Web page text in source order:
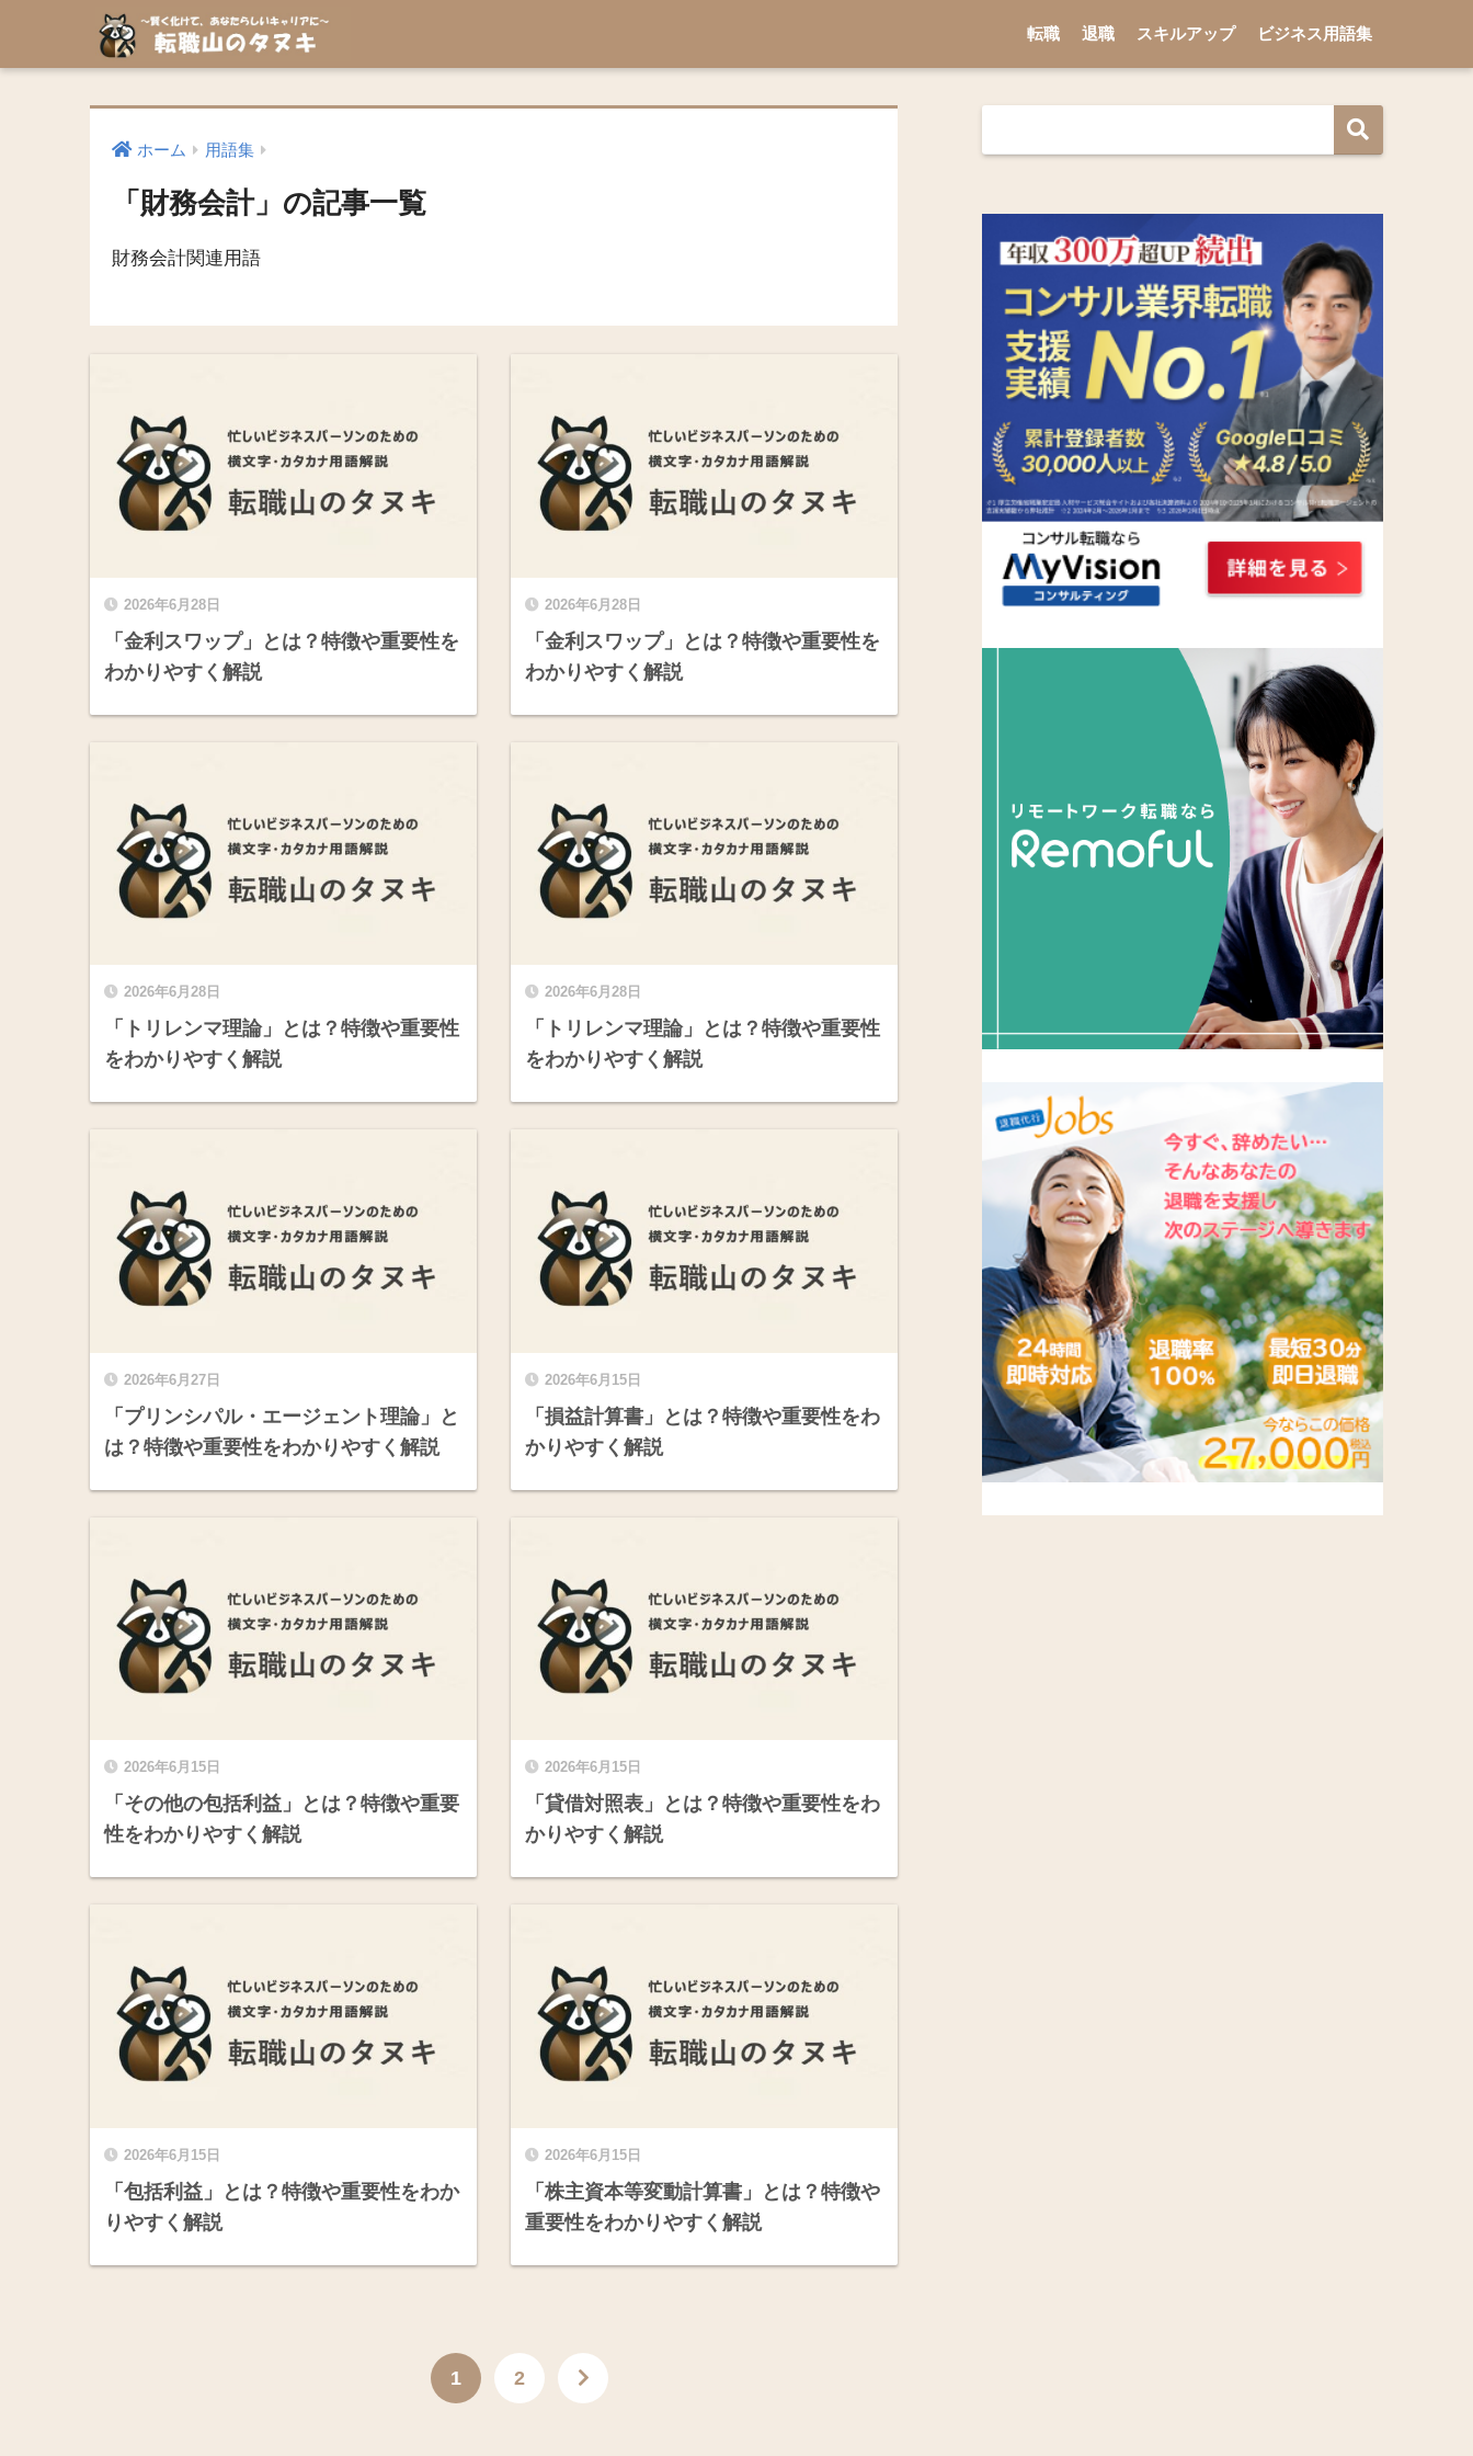
転職 退職 スキルアップ ビジネス用語集
ホーム 用語集
「財務会計」の記事一覧
財務会計関連用語
2026年6月28日
「金利スワップ」とは？特徴や重要性を
わかりやすく解説
2026年6月28日
「金利スワップ」とは？特徴や重要性を
わかりやすく解説
2026年6月28日
「トリレンマ理論」とは？特徴や重要性
をわかりやすく解説
2026年6月28日
「トリレンマ理論」とは？特徴や重要性
をわかりやすく解説
2026年6月27日
「プリンシパル・エージェント理論」と
は？特徴や重要性をわかりやすく解説
2026年6月15日
「損益計算書」とは？特徴や重要性をわ
かりやすく解説
2026年6月15日
「その他の包括利益」とは？特徴や重要
性をわかりやすく解説
2026年6月15日
「貸借対照表」とは？特徴や重要性をわ
かりやすく解説
2026年6月15日
「包括利益」とは？特徴や重要性をわか
りやすく解説
2026年6月15日
「株主資本等変動計算書」とは？特徴や
重要性をわかりやすく解説
1 2